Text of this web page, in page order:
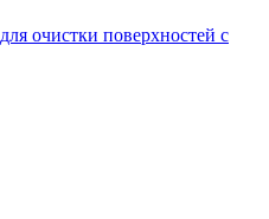
очистки поверхностей с